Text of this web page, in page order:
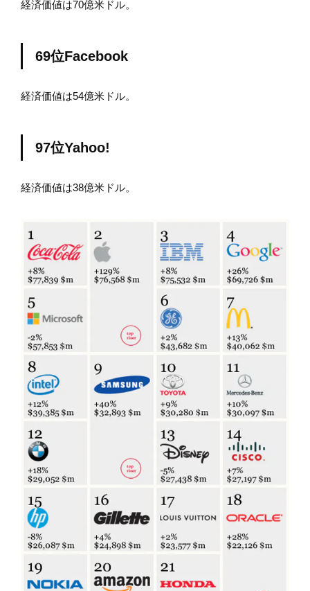
経済価値は70億米ドル。
69位Facebook
経済価値は54億米ドル。
97位Yahoo!
経済価値は38億米ドル。